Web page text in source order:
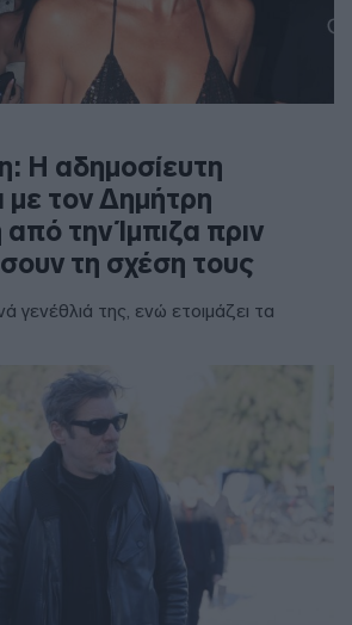
Η αδημοσίευτη
τον Δημήτρη
την Ίμπιζα πριν
τη σχέση τους
γενέθλιά της, ενώ ετοιμάζει τα